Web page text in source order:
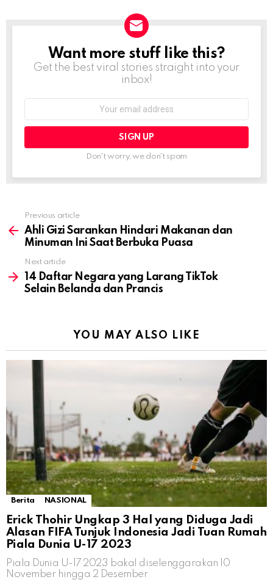
NEWSLETTER
Want more stuff like this?
Get the best viral stories straight into your
inbox!
Don't worry, we don't spam
more
Previous article
Ahli Gizi Sarankan Hindari Makanan dan
Minuman Ini Saat Berbuka Puasa
Next article
14 Daftar Negara yang Larang TikTok
Selain Belanda dan Prancis
YOU MAY ALSO LIKE
Berita NASIONAL
Erick Thohir Ungkap 3 Hal yang Diduga Jadi
Alasan FIFA Tunjuk Indonesia Jadi Tuan Rumah
Piala Dunia U-17 2023
Piala Dunia U-17 2023 bakal diselenggarakan 10
November hingga 2 Desember